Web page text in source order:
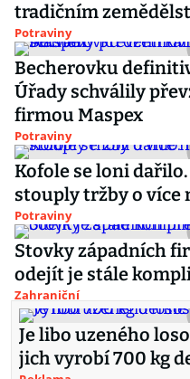
tradičním
Potraviny
Becherovku
Úřady schválily
firmou Maspex
Potraviny
Kofole se loni
stouply tržby o více
Potraviny
Stovky západních
odejít je stále
Zahraniční
Je libo uzeného
jich vyrobí 700 kg